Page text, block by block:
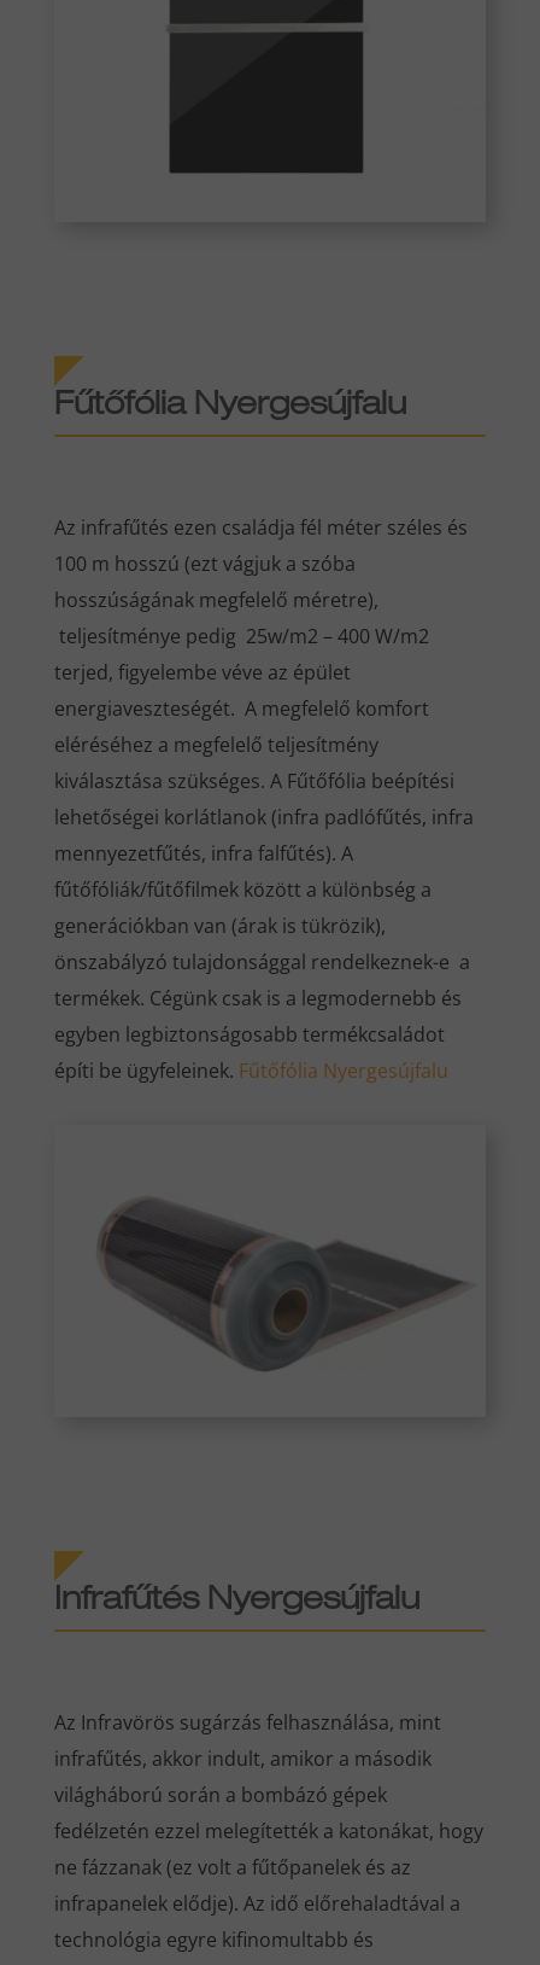
Fűtőfólia Nyergesújfalu
Az infrafűtés ezen családja fél méter széles és
100 m hosszú (ezt vágjuk a szóba
hosszúságának megfelelő méretre),
teljesítménye pedig 25w/m2 – 400 W/m2
terjed, figyelembe véve az épület
energiaveszteségét. A megfelelő komfort
eléréséhez a megfelelő teljesítmény
kiválasztása szükséges. A Fűtőfólia beépítési
lehetőségei korlátlanok (infra padlófűtés, infra
mennyezetfűtés, infra falfűtés). A
fűtőfóliák/fűtőfilmek között a különbség a
generációkban van (árak is tükrözik),
önszabályzó tulajdonsággal rendelkeznek-e a
termékek. Cégünk csak is a legmodernebb és
egyben legbiztonságosabb termékcsaládot
építi be ügyfeleinek. Fűtőfólia Nyergesújfalu
Infrafűtés Nyergesújfalu
Az Infravörös sugárzás felhasználása, mint
infrafűtés, akkor indult, amikor a második
világháború során a bombázó gépek
fedélzetén ezzel melegítették a katonákat, hogy
ne fázzanak (ez volt a fűtőpanelek és az
infrapanelek elődje). Az idő előrehaladtával a
technológia egyre kifinomultabb és